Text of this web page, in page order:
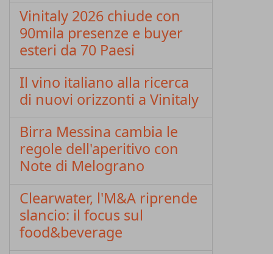
Vinitaly 2026 chiude con
90mila presenze e buyer
esteri da 70 Paesi
Il vino italiano alla ricerca
di nuovi orizzonti a Vinitaly
Birra Messina cambia le
regole dell'aperitivo con
Note di Melograno
Clearwater, l'M&A riprende
slancio: il focus sul
food&beverage